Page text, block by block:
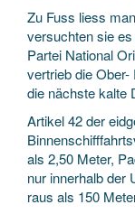
Zu Fuss liess
versuchten sie
Partei National
vertrieb die
die nächste kalte
Artikel 42 der
als 2,50 Meter,
nur innerhalb der
raus als 150